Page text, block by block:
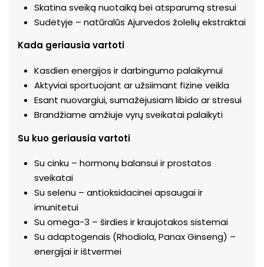
Skatina sveiką nuotaiką bei atsparumą stresui
Sudėtyje – natūralūs Ajurvedos žolelių ekstraktai
Kada geriausia vartoti
Kasdien energijos ir darbingumo palaikymui
Aktyviai sportuojant ar užsiimant fizine veikla
Esant nuovargiui, sumažėjusiam libido ar stresui
Brandžiame amžiuje vyrų sveikatai palaikyti
Su kuo geriausia vartoti
Su cinku – hormonų balansui ir prostatos
sveikatai
Su selenu – antioksidacinei apsaugai ir
imunitetui
Su omega-3 – širdies ir kraujotakos sistemai
Su adaptogenais (Rhodiola, Panax Ginseng) –
energijai ir ištvermei